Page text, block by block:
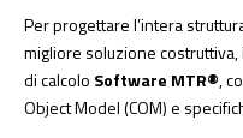
Per progettare l’intera
migliore soluzione costruttiva,
di calcolo Software MTR®,
Object Model (COM) e